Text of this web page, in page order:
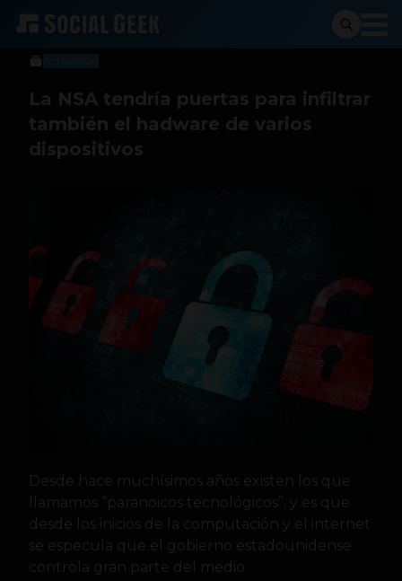
Sergio Ramos
29 de diciembre de 2013
La NSA tendría puertas para infiltrar
también el hadware de varios
dispositivos
Desde hace muchísimos años existen los que
llamamos “paranoicos tecnológicos”, y es que
desde los inicios de la computación y el internet
se especula que el gobierno estadounidense
controla gran parte del medio.